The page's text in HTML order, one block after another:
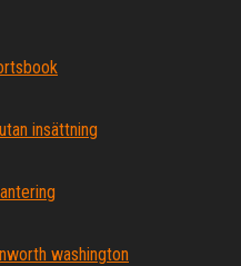
insättning
washington